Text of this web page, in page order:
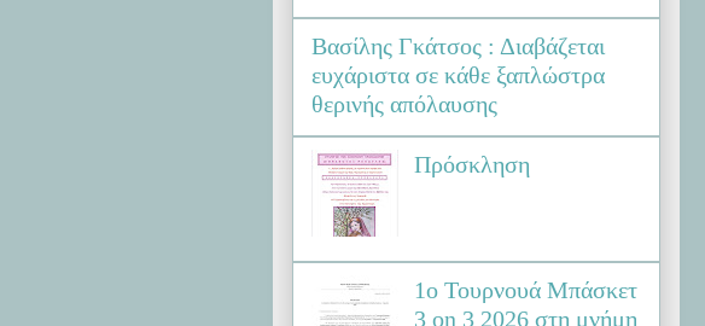
Βασίλης Γκάτσος : Διαβάζεται
ευχάριστα σε κάθε ξαπλώστρα
θερινής απόλαυσης
Πρόσκληση
1ο Τουρνουά Μπάσκετ
3 on 3 2026 στη μνήμη